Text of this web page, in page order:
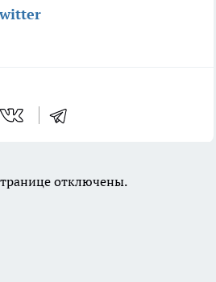
отключены.